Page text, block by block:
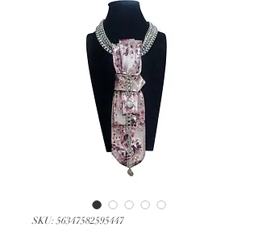
SKU: 56347582595447